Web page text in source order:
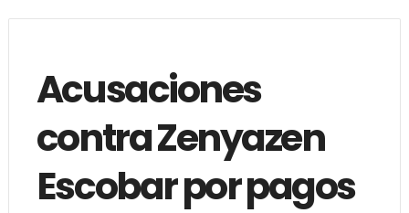
Acusaciones
contra Zenyazen
Escobar por pagos